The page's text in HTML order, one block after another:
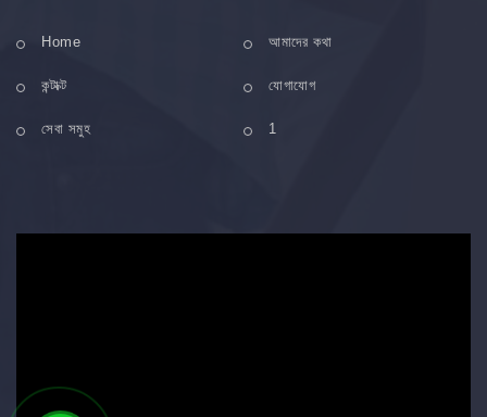
Home আমাদের কথা
কন্টাক্ট যোগাযোগ
সেবা সমুহ 1